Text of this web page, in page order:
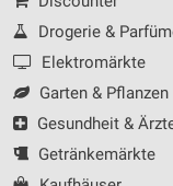
Drogerie &
Elektromärkte
Garten & Pflanzen
Gesundheit &
Getränkemärkte